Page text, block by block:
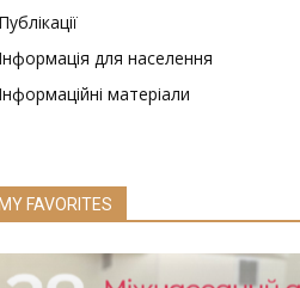
Публікації
Інформація для населення
Інформаційні матеріали
MY FAVORITES